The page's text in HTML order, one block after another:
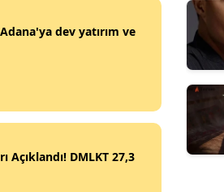
dev yatırım ve
Açıklandı! DMLKT 27,3